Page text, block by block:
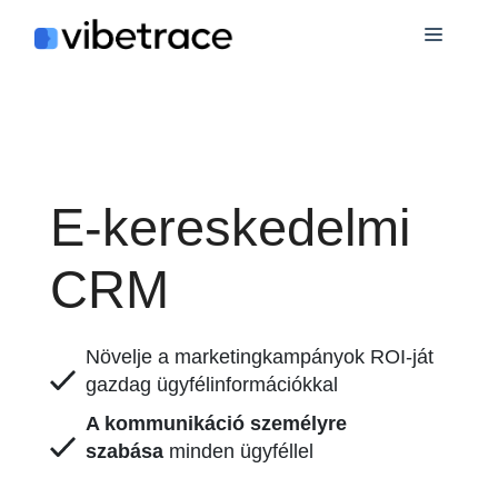
Menü
E-kereskedelmi
CRM
Növelje a marketingkampányok ROI-ját
gazdag ügyfélinformációkkal
A kommunikáció személyre
szabása minden ügyféllel